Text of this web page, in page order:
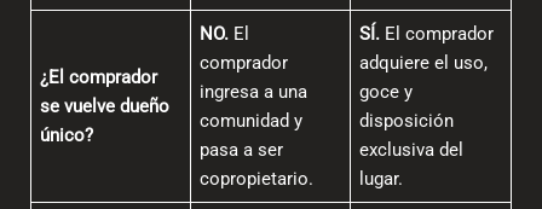
¿El comprador
se vuelve dueño
único?
NO. El
comprador
ingresa a una
comunidad y
pasa a ser
copropietario.
SÍ. El comprador
adquiere el uso,
goce y
disposición
exclusiva del
lugar.